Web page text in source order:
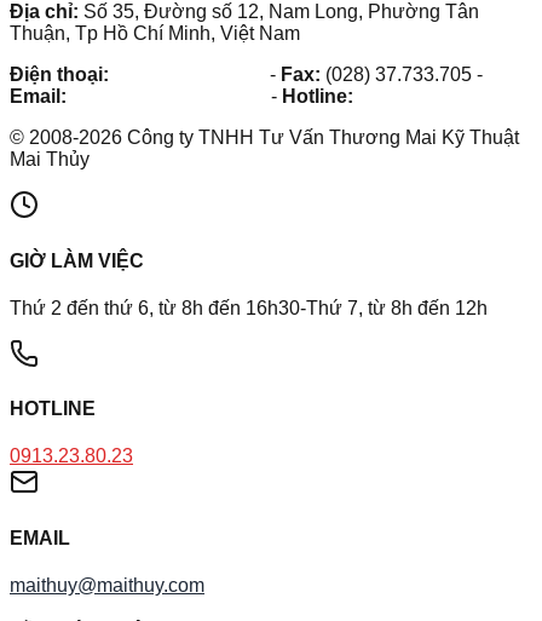
Địa chỉ: Số 35, Đường số 12, Nam Long, Phường Tân
Thuận, Tp Hồ Chí Minh, Việt Nam
Điện thoại:
- Fax: (028) 37.733.705 -
Email:
- Hotline:
© 2008-2026 Công ty TNHH Tư Vấn Thương Mai Kỹ Thuật
Mai Thủy
GIỜ LÀM VIỆC
Thứ 2 đến thứ 6, từ 8h đến 16h30-Thứ 7, từ 8h đến 12h
HOTLINE
0913.23.80.23
EMAIL
maithuy@maithuy.com